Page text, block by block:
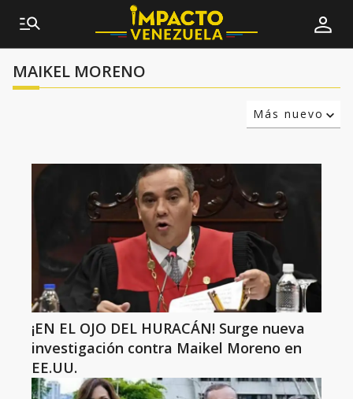
MAIKEL MORENO
Más nuevo
¡EN EL OJO DEL HURACÁN! Surge nueva
investigación contra Maikel Moreno en
EE.UU.